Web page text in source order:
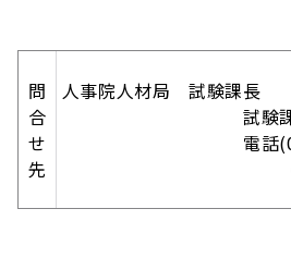
問
合
せ
先
人事院人材局 試験
試験課長補
電話(03)3581-
(03)3581-